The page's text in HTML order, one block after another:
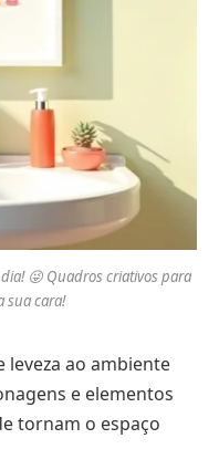
😜 Quadros criativos para
sua cara!
leveza ao ambiente
e elementos
tornam o espaço